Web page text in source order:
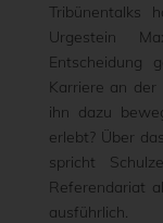
Tribünentalks
Urgestein
Entscheidung
Karriere an
ihn dazu
erlebt? Über
spricht
Referendariat
ausführlich.